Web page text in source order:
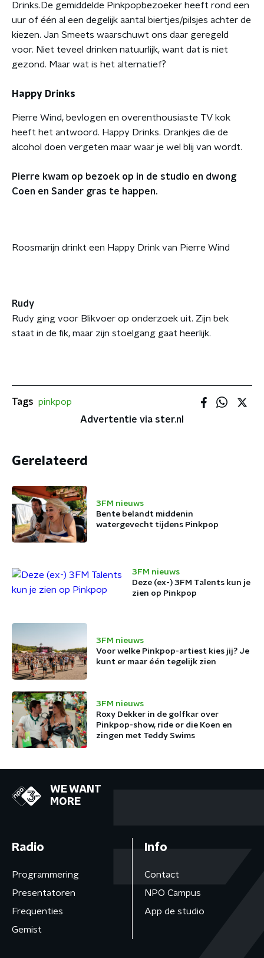
Drinks.De gemiddelde Pinkpopbezoeker heeft rond een
uur of één al een degelijk aantal biertjes/pilsjes achter de
kiezen. Jan Smeets waarschuwt ons daar geregeld
voor. Niet teveel drinken natuurlijk, want dat is niet
gezond. Maar wat is het alternatief?
Happy Drinks
Pierre Wind, bevlogen en overenthousiaste TV kok
heeft het antwoord. Happy Drinks. Drankjes die de
alcohol doen vergeten maar waar je wel blij van wordt.
Pierre kwam op bezoek op in de studio en dwong
Coen en Sander gras te happen.
Roosmarijn drinkt een Happy Drink van Pierre Wind
Rudy
Rudy ging voor Blikvoer op onderzoek uit. Zijn bek
staat in de fik, maar zijn stoelgang gaat heerlijk.
Tags pinkpop
Advertentie via ster.nl
Gerelateerd
3FM nieuws
Bente belandt middenin
watergevecht tijdens Pinkpop
3FM nieuws
Deze (ex-) 3FM Talents kun je
zien op Pinkpop
3FM nieuws
Voor welke Pinkpop-artiest kies jij? Je
kunt er maar één tegelijk zien
3FM nieuws
Roxy Dekker in de golfkar over
Pinkpop-show, ride or die Koen en
zingen met Teddy Swims
WE WANT
MORE
Radio
Programmering
Presentatoren
Frequenties
Gemist
Info
Contact
NPO Campus
App de studio